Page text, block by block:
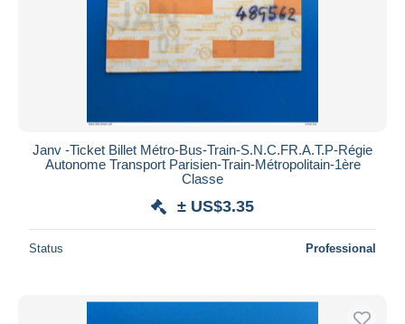
Janv -Ticket Billet Métro-Bus-Train-S.N.C.F️R.A.T.P-Régie
Autonome Transport Parisien-Train-Métropolitain-1ère
Classe
± US$3.35
Status Professional